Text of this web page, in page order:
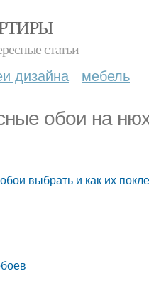
статьи
дизайна мебель
обои на
выбрать и как их